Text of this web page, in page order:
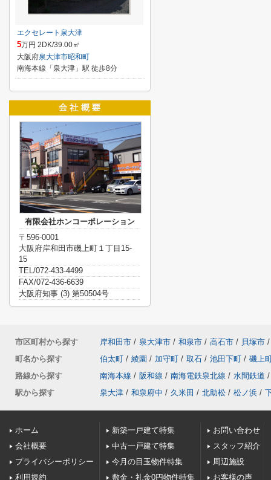
エクセレート泉大津
5万円 2DK/39.00㎡
大阪府泉大津市昭和町
南海本線「泉大津」駅 徒歩8分
有限会社ホンコーポレーション
〒596-0001
大阪府岸和田市磯上町１丁目15-
15
TEL/072-433-4499
FAX/072-436-6639
大阪府知事 (3) 第50504号
市区町村から探す 岸和田市 / 泉大津市 / 和泉市 / 高石市 / 貝塚市 /
町名から探す
伯太町 / 綾園 / 加守町 / 取石 / 池田下町 / 磯上
路線から探す
南海本線 / 阪和線 / 南海電鉄泉北線 / 水間鉄道 /
駅から探す
泉大津 / 和泉府中 / 久米田 / 北助松 / 松ノ浜 /
ホーム
会社概要
プライバシーポリシー
利用規約
新築一戸建て特集
中古一戸建て特集
今月の目玉物件特集
敷金・礼金0円物件特集
お問い合わせ
スタッフ紹介
周辺施設
お客様の声